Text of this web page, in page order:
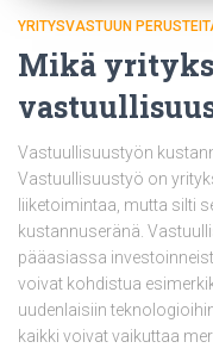
YRITYSVASTUUN
Mikä
Vastuullisuustyön
Vastuullisuustyö on
liiketoimintaa, mutta silti
kustannuseränä.
pääasiassa
voivat kohdistua
uudenlaisiin
kaikki voivat vaikuttaa